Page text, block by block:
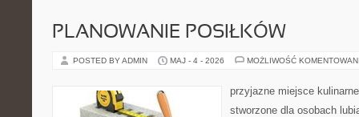
PLANOWANIE POSIŁKÓW
POSTED BY ADMIN MAJ - 4 - 2026 MOŻLIWOŚĆ
przyjazne miejsce
stworzone dla osobach